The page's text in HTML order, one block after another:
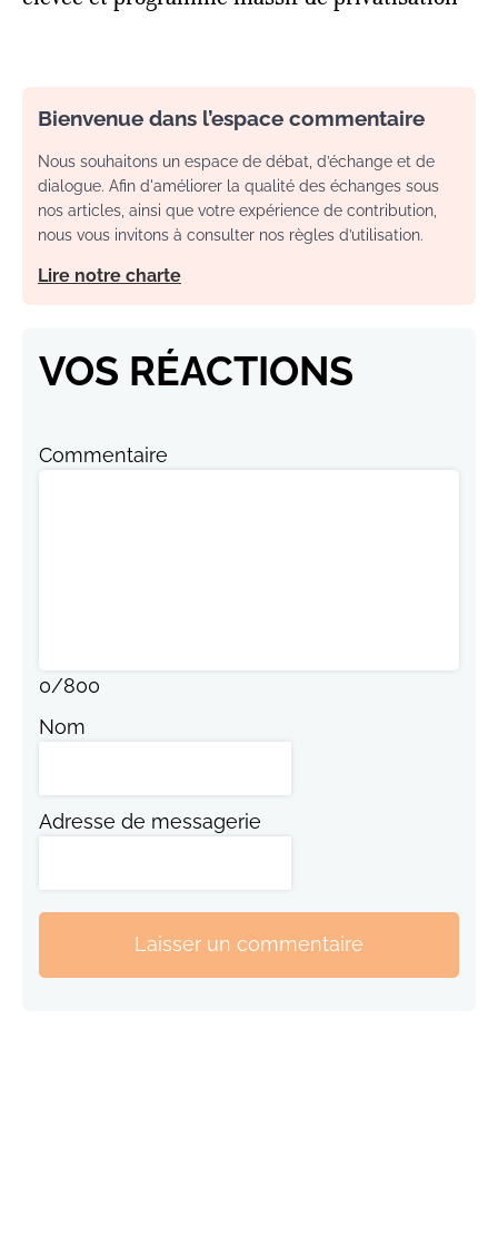
Bienvenue dans l’espace commentaire
Nous souhaitons un espace de débat, d’échange et de
dialogue. Afin d'améliorer la qualité des échanges sous
nos articles, ainsi que votre expérience de contribution,
nous vous invitons à consulter nos règles d’utilisation.
Lire notre charte
VOS RÉACTIONS
Commentaire
0/800
Nom
Adresse de messagerie
Laisser un commentaire